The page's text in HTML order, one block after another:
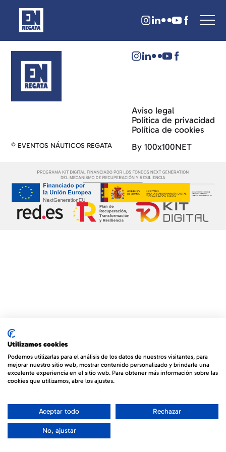
© EVENTOS NÁUTICOS REGATA
Aviso legal
Política de privacidad
Política de cookies
By 100x100NET
Utilizamos cookies
Podemos utilizarlas para el análisis de los datos de nuestros visitantes, para
mejorar nuestro sitio web, mostrar contenido personalizado y brindarle una
excelente experiencia en el sitio web. Para obtener más información sobre las
cookies que utilizamos, abre los ajustes.
Aceptar todo Rechazar
No, ajustar